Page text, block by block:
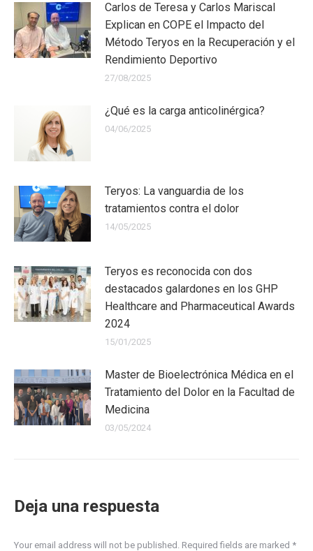
Carlos de Teresa y Carlos Mariscal
Explican en COPE el Impacto del
Método Teryos en la Recuperación y el
Rendimiento Deportivo
27/08/2025
¿Qué es la carga anticolinérgica?
04/06/2025
Teryos: La vanguardia de los
tratamientos contra el dolor
14/05/2025
Teryos es reconocida con dos
destacados galardones en los GHP
Healthcare and Pharmaceutical Awards
2024
15/01/2025
Master de Bioelectrónica Médica en el
Tratamiento del Dolor en la Facultad de
Medicina
03/05/2024
Deja una respuesta
Your email address will not be published. Required fields are marked *